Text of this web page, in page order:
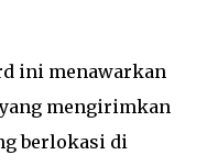
ini menawarkan
mengirimkan
berlokasi di